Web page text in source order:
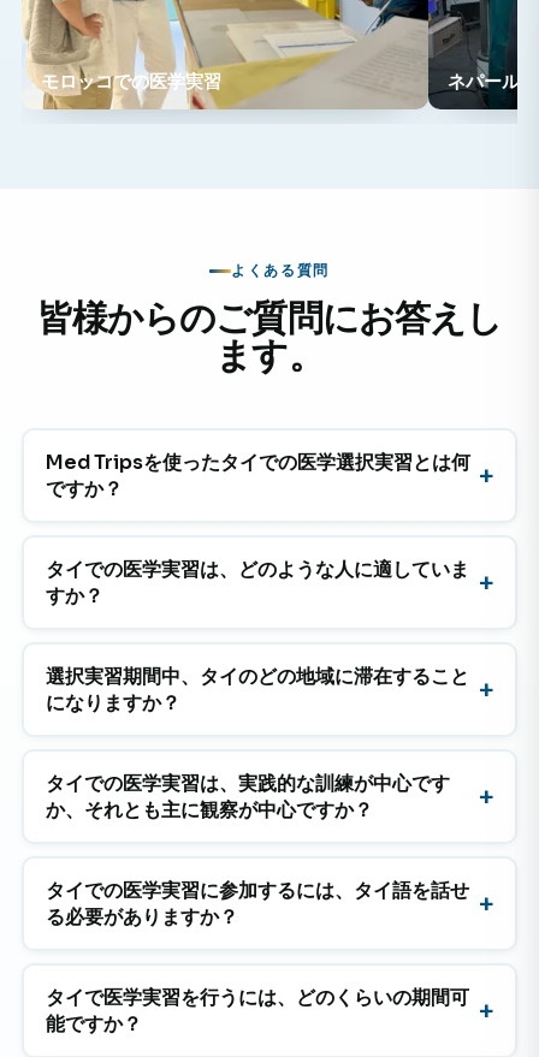
モロッコでの医学実習 ネパール
よくある質問
皆様からのご質問にお答えし
ます。
Med Tripsを使ったタイでの医学選択実習とは何
ですか？
タイでの医学実習は、どのような人に適していま
すか？
選択実習期間中、タイのどの地域に滞在すること
になりますか？
タイでの医学実習は、実践的な訓練が中心です
か、それとも主に観察が中心ですか？
タイでの医学実習に参加するには、タイ語を話せ
る必要がありますか？
タイで医学実習を行うには、どのくらいの期間可
能ですか？